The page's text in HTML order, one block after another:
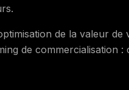
de la valeur de
de commercialisation :